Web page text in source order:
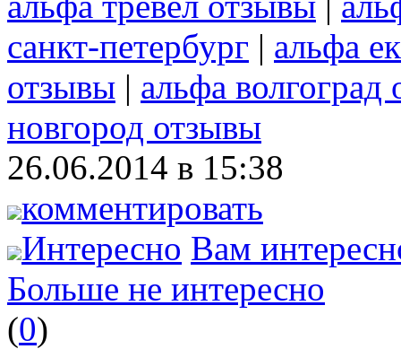
санкт-петербург | альфа
отзывы | альфа волгоград
новгород отзывы
26.06.2014 в 15:38
комментировать
Интересно Вам
Больше не интересно
(0)